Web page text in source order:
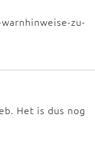
zu-
Het is dus nog